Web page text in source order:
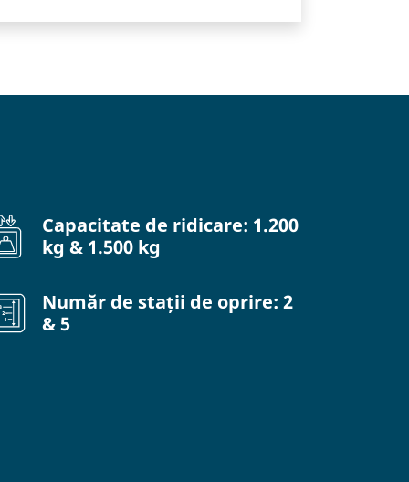
Capacitate de ridicare: 1.200
kg & 1.500 kg
Număr de stații de oprire: 2
& 5